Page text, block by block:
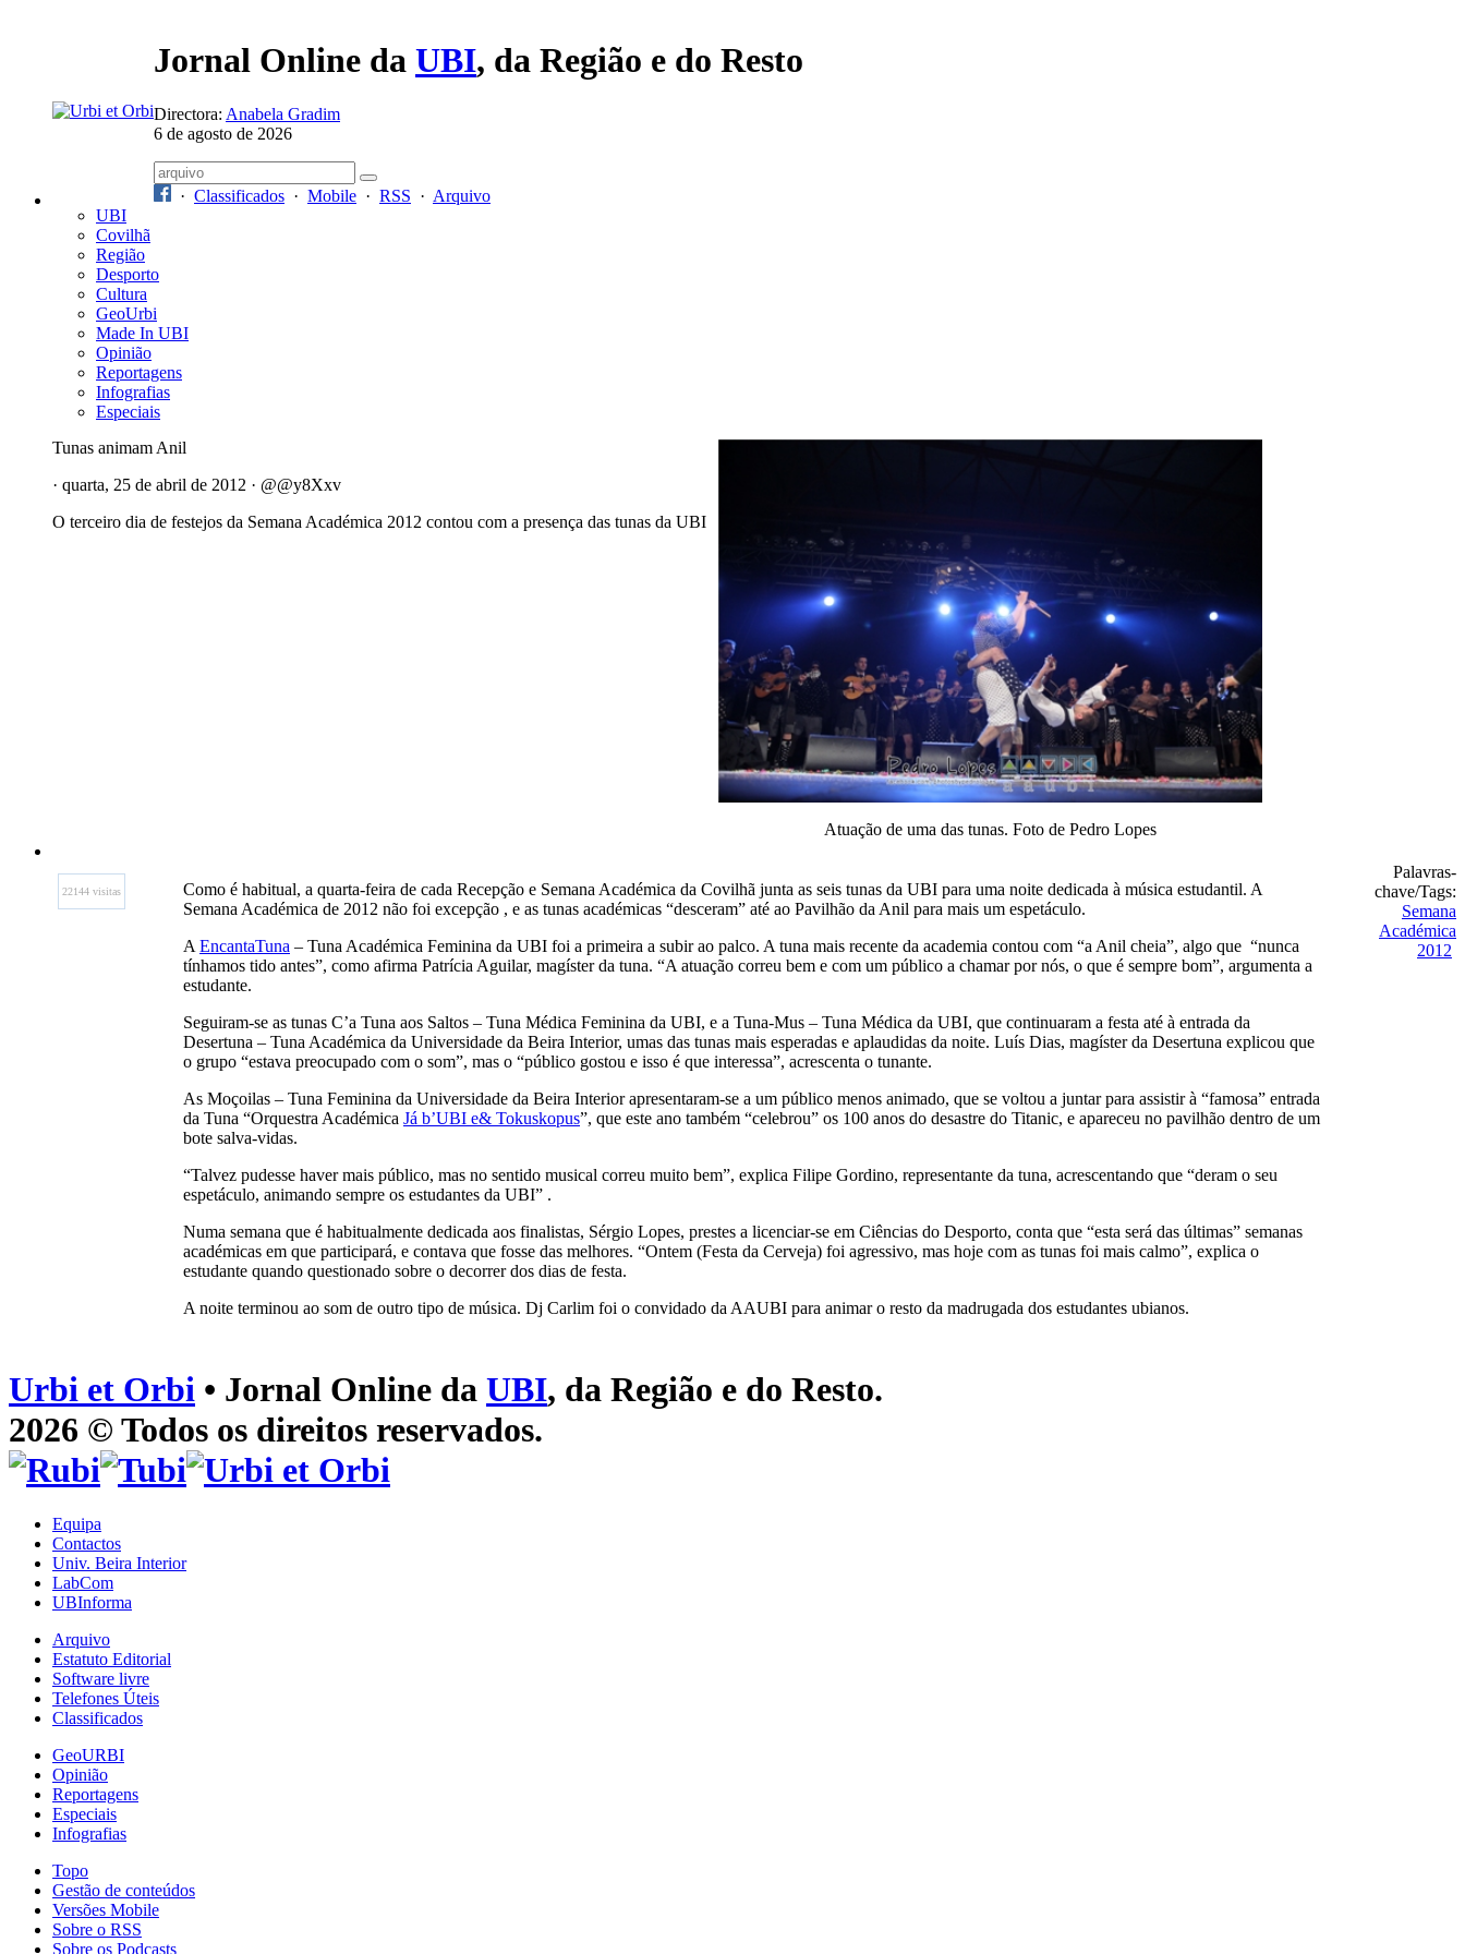
Jornal Online da UBI, da Região e do Resto
Directora: Anabela Gradim
6 de agosto de 2026
· Classificados · Mobile · RSS · Arquivo
UBI
Covilhã
Região
Desporto
Cultura
GeoUrbi
Made In UBI
Opinião
Reportagens
Infografias
Especiais
Tunas animam Anil
· quarta, 25 de abril de 2012 · @@y8Xxv
O terceiro dia de festejos da Semana Académica 2012 contou com a presença das tunas da UBI
Atuação de uma das tunas. Foto de Pedro Lopes
22144 visitas
Como é habitual, a quarta-feira de cada Recepção e Semana Académica da Covilhã junta as seis tunas da UBI para uma noite dedicada à música estudantil. A
Semana Académica de 2012 não foi excepção , e as tunas académicas “desceram” até ao Pavilhão da Anil para mais um espetáculo.
A EncantaTuna – Tuna Académica Feminina da UBI foi a primeira a subir ao palco. A tuna mais recente da academia contou com “a Anil cheia”, algo que “nunca
tínhamos tido antes”, como afirma Patrícia Aguilar, magíster da tuna. “A atuação correu bem e com um público a chamar por nós, o que é sempre bom”, argumenta a
estudante.
Seguiram-se as tunas C’a Tuna aos Saltos – Tuna Médica Feminina da UBI, e a Tuna-Mus – Tuna Médica da UBI, que continuaram a festa até à entrada da
Desertuna – Tuna Académica da Universidade da Beira Interior, umas das tunas mais esperadas e aplaudidas da noite. Luís Dias, magíster da Desertuna explicou que
o grupo “estava preocupado com o som”, mas o “público gostou e isso é que interessa”, acrescenta o tunante.
As Moçoilas – Tuna Feminina da Universidade da Beira Interior apresentaram-se a um público menos animado, que se voltou a juntar para assistir à “famosa” entrada
da Tuna “Orquestra Académica Já b’UBI e& Tokuskopus”, que este ano também “celebrou” os 100 anos do desastre do Titanic, e apareceu no pavilhão dentro de um
bote salva-vidas.
“Talvez pudesse haver mais público, mas no sentido musical correu muito bem”, explica Filipe Gordino, representante da tuna, acrescentando que “deram o seu
espetáculo, animando sempre os estudantes da UBI” .
Numa semana que é habitualmente dedicada aos finalistas, Sérgio Lopes, prestes a licenciar-se em Ciências do Desporto, conta que “esta será das últimas” semanas
académicas em que participará, e contava que fosse das melhores. “Ontem (Festa da Cerveja) foi agressivo, mas hoje com as tunas foi mais calmo”, explica o
estudante quando questionado sobre o decorrer dos dias de festa.
A noite terminou ao som de outro tipo de música. Dj Carlim foi o convidado da AAUBI para animar o resto da madrugada dos estudantes ubianos.
Palavras-
chave/Tags:
Semana
Académica
2012
Urbi et Orbi • Jornal Online da UBI, da Região e do Resto.
2026 © Todos os direitos reservados.
Equipa
Contactos
Univ. Beira Interior
LabCom
UBInforma
Arquivo
Estatuto Editorial
Software livre
Telefones Úteis
Classificados
GeoURBI
Opinião
Reportagens
Especiais
Infografias
Topo
Gestão de conteúdos
Versões Mobile
Sobre o RSS
Sobre os Podcasts